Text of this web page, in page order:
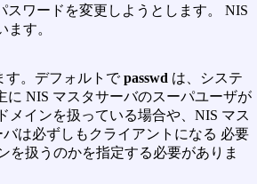
スワードを変更しようとします。 NIS
ます。
す。デフォルトでpasswd は、システ
に NIS マスタサーバのスーパユーザが
メインを扱っている場合や、NIS マス
は必ずしもクライアントになる 必要
を扱うのかを指定する必要がありま